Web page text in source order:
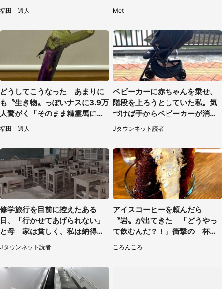
見てたい」
福田 週人 Met
どうしてこうなった あまりに
も〝生き物〟っぽいナスに3.9万
人驚がく「そのまま精霊馬に使
えそう」
福田 週人
ベビーカーに赤ちゃんを乗せ、
階段を上ろうとしていた私。気
づけば手からベビーカーが消え
ていて（神奈川県・60代女性）
Jタウンネット読者
修学旅行を目前に控えたある
日、「行かせてあげられない」
と母 家は貧しく、私は納得し
たけれど...（北海道・70代以上
女性）
Jタウンネット読者
アイスコーヒーを頼んだら
〝岩〟が出てきた 「どうやっ
て飲むんだ？！」衝撃の一杯が
ころんころ